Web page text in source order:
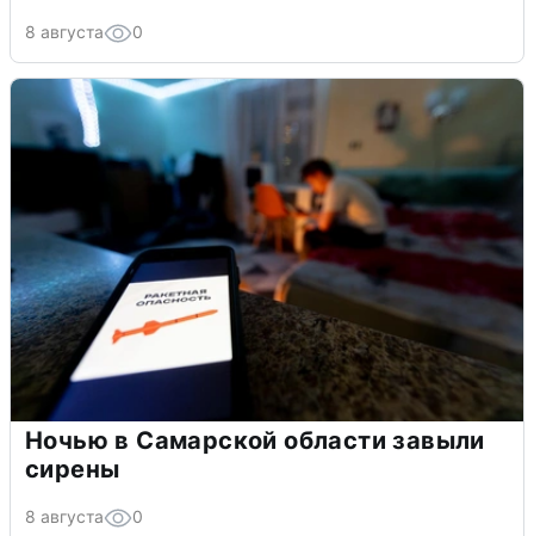
8 августа 0
Ночью в Самарской области завыли
сирены
8 августа 0